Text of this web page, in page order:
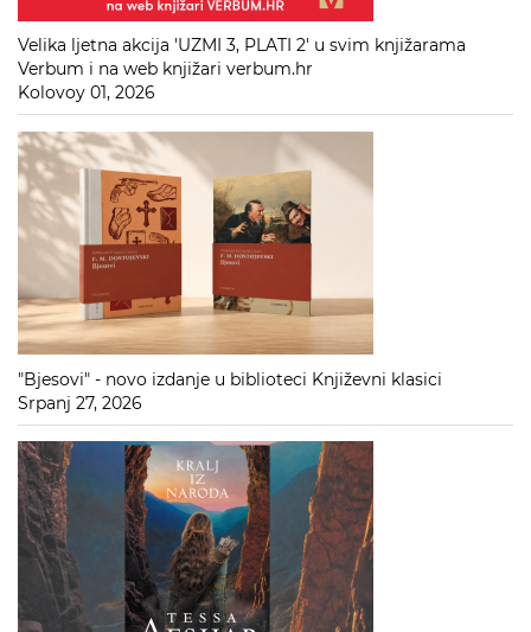
Velika ljetna akcija 'UZMI 3, PLATI 2' u svim knjižarama
Verbum i na web knjižari verbum.hr
Kolovoy 01, 2026
"Bjesovi" - novo izdanje u biblioteci Književni klasici
Srpanj 27, 2026